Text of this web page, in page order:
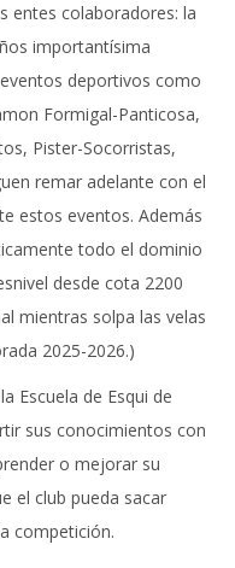
entes colaboradores: la
importantísima
deportivos como
Formigal-Panticosa,
Pister-Socorristas,
remar adelante con el
estos eventos. Además
todo el dominio
desde cota 2200
mientras solpa las velas
2025-2026.)
Escuela de Esqui de
sus conocimientos con
o mejorar su
el club pueda sacar
competición.